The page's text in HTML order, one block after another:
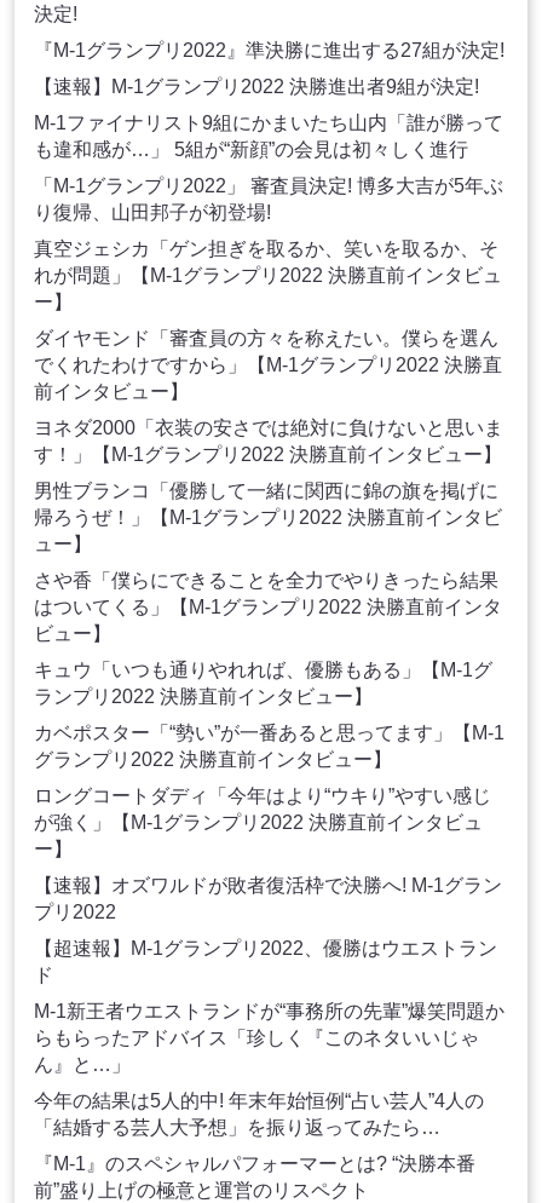
決定!
『M-1グランプリ2022』準決勝に進出する27組が決定!
【速報】M-1グランプリ2022 決勝進出者9組が決定!
M-1ファイナリスト9組にかまいたち山内「誰が勝って
も違和感が…」 5組が“新顔”の会見は初々しく進行
「M-1グランプリ2022」 審査員決定! 博多大吉が5年ぶ
り復帰、山田邦子が初登場!
真空ジェシカ「ゲン担ぎを取るか、笑いを取るか、そ
れが問題」【M-1グランプリ2022 決勝直前インタビュ
ー】
ダイヤモンド「審査員の方々を称えたい。僕らを選ん
でくれたわけですから」【M-1グランプリ2022 決勝直
前インタビュー】
ヨネダ2000「衣装の安さでは絶対に負けないと思いま
す！」【M-1グランプリ2022 決勝直前インタビュー】
男性ブランコ「優勝して一緒に関西に錦の旗を掲げに
帰ろうぜ！」【M-1グランプリ2022 決勝直前インタビ
ュー】
さや香「僕らにできることを全力でやりきったら結果
はついてくる」【M-1グランプリ2022 決勝直前インタ
ビュー】
キュウ「いつも通りやれれば、優勝もある」【M-1グ
ランプリ2022 決勝直前インタビュー】
カベポスター「“勢い”が一番あると思ってます」【M-1
グランプリ2022 決勝直前インタビュー】
ロングコートダディ「今年はより“ウキり”やすい感じ
が強く」【M-1グランプリ2022 決勝直前インタビュ
ー】
【速報】オズワルドが敗者復活枠で決勝へ! M-1グラン
プリ2022
【超速報】M-1グランプリ2022、優勝はウエストラン
ド
M-1新王者ウエストランドが“事務所の先輩”爆笑問題か
らもらったアドバイス「珍しく『このネタいいじゃ
ん』と…」
今年の結果は5人的中! 年末年始恒例“占い芸人”4人の
「結婚する芸人大予想」を振り返ってみたら…
『M-1』のスペシャルパフォーマーとは? “決勝本番
前”盛り上げの極意と運営のリスペクト